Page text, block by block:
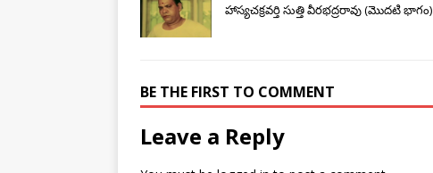
హాస్యచక్రవర్తి సుత్తి వీరభద్రరావు (మొదటి భాగం)
BE THE FIRST TO COMMENT
Leave a Reply